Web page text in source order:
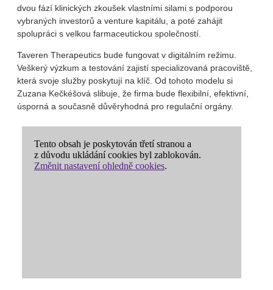
dvou fází klinických zkoušek vlastními silami s podporou
vybraných investorů a venture kapitálu, a poté zahájit
spolupráci s velkou farmaceutickou společností.
Taveren Therapeutics bude fungovat v digitálním režimu.
Veškerý výzkum a testování zajistí specializovaná pracoviště,
která svoje služby poskytují na klíč. Od tohoto modelu si
Zuzana Kečkéšová slibuje, že firma bude flexibilní, efektivní,
úsporná a současně důvěryhodná pro regulační orgány.